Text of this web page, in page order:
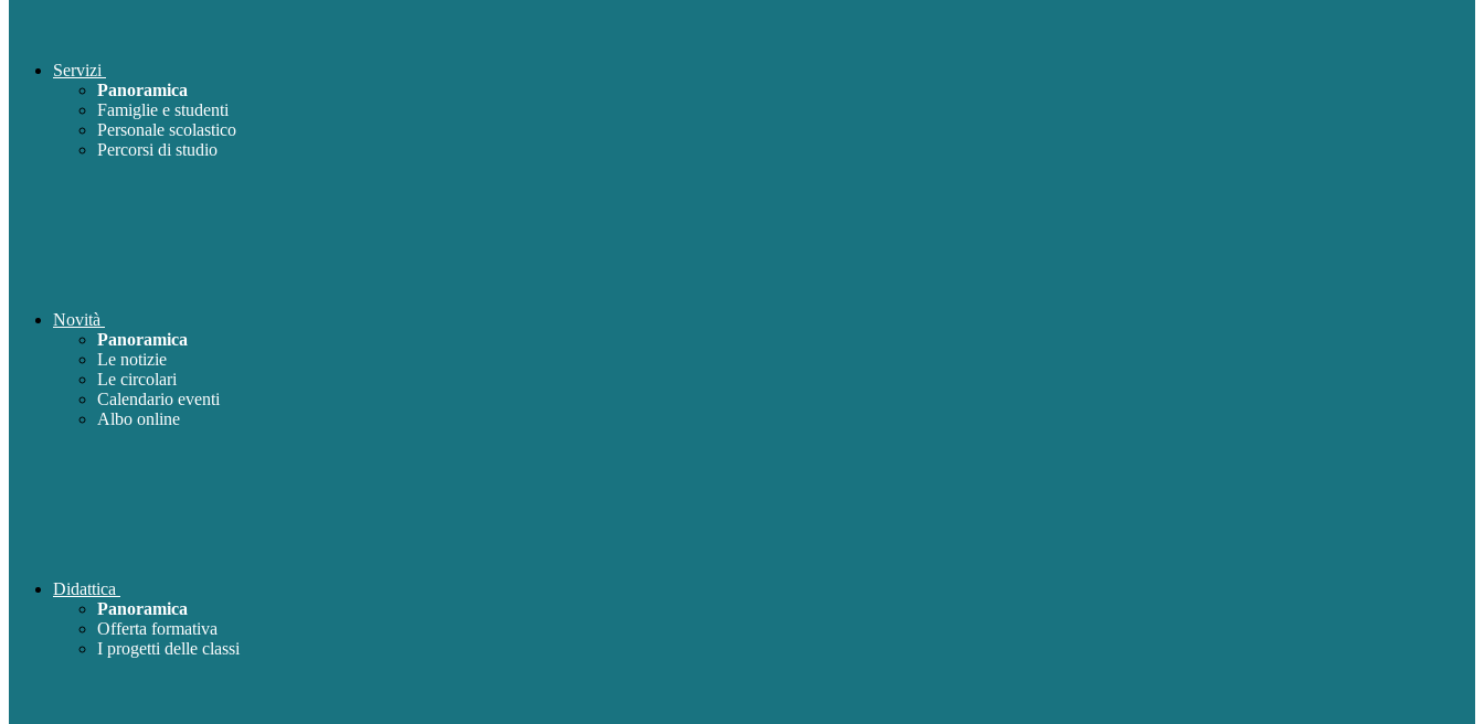
Servizi
Panoramica
Famiglie e studenti
Personale scolastico
Percorsi di studio
Novità
Panoramica
Le notizie
Le circolari
Calendario eventi
Albo online
Didattica
Panoramica
Offerta formativa
I progetti delle classi